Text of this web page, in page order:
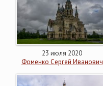
23 июля 2020
Фоменко Сергей Иванович